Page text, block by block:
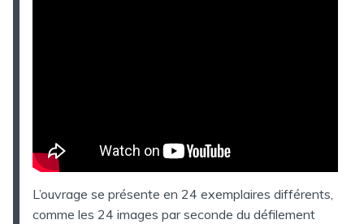
L’ouvrage se présente en 24 exemplaires différents,
comme les 24 images par seconde du défilement